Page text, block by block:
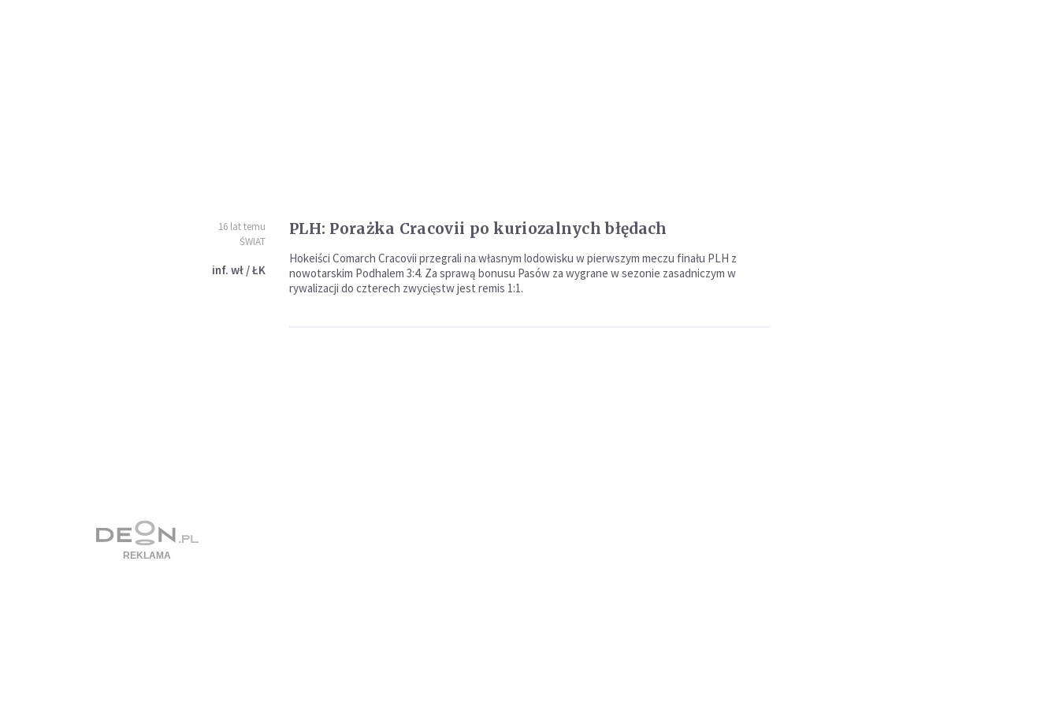
16 lat temu
ŚWIAT
inf. wł / ŁK
PLH: Porażka Cracovii po kuriozalnych błędach
Hokeiści Comarch Cracovii przegrali na własnym lodowisku w pierwszym meczu finału PLH z
nowotarskim Podhalem 3:4. Za sprawą bonusu Pasów za wygrane w sezonie zasadniczym w
rywalizacji do czterech zwycięstw jest remis 1:1.